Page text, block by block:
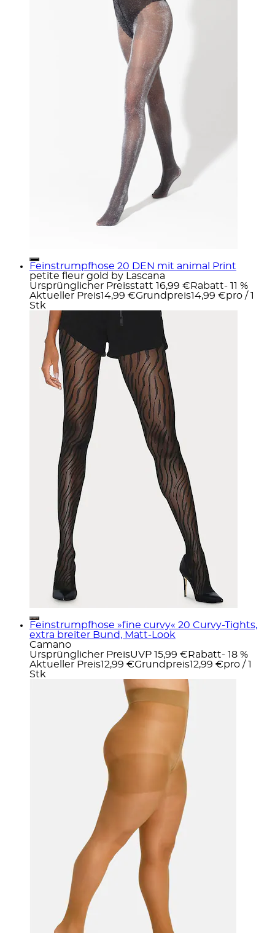
Feinstrumpfhose 20 DEN mit animal Print
petite fleur gold by Lascana
Ursprünglicher Preisstatt 16,99 € Rabatt- 11 %
Aktueller Preis14,99 €Grundpreis14,99 €pro / 1
Stk
Feinstrumpfhose »fine curvy« 20 Curvy-Tights,
extra breiter Bund, Matt-Look
Camano
Ursprünglicher PreisUVP 15,99 € Rabatt- 18 %
Aktueller Preis12,99 €Grundpreis12,99 €pro / 1
Stk